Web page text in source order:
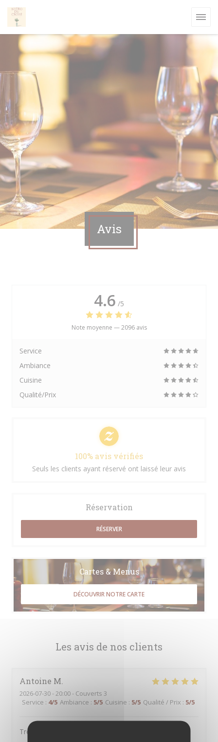
Avis
Les avis de nos clients
Antoine M
2026-07-30- 20:00 - Couverts 3
Service : 4/5 Ambiance : 5/5 Cuisine : 5/5 Qualité / Prix : 5/5
Très bien comme d'habitude
4.6 /5
Note moyenne —2096 avis
Service
Ambiance
Cuisine
Qualité/Prix
100% avis vérifiés
Seuls les clients ayant réservé ont laissé leur avis
Réservation
RÉSERVER
Cartes & Menus
DÉCOUVRIR NOTRE CARTE